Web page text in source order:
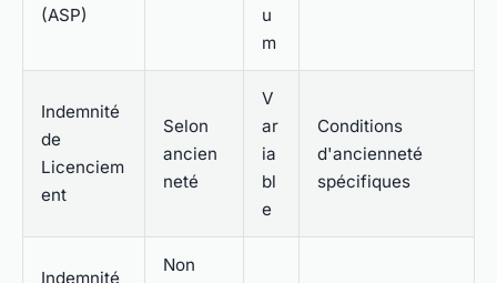
(ASP)
u
m
Indemnité
de
Licenciem
ent
Selon
ancien
neté
V
ar
ia
bl
e
Conditions
d'ancienneté
spécifiques
Indemnité
Non